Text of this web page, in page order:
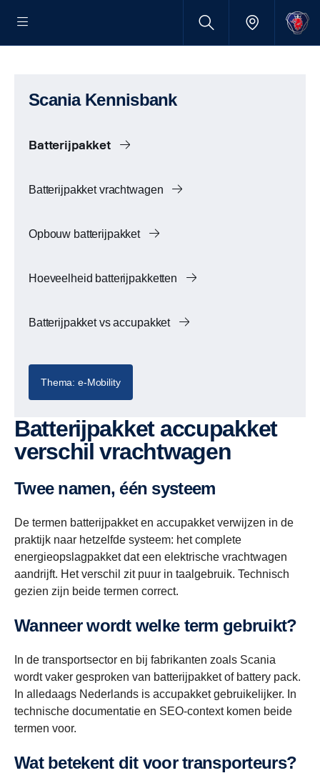
Scania Kennisbank
Batterijpakket
Batterijpakket vrachtwagen
Opbouw batterijpakket
Hoeveelheid batterijpakketten
Batterijpakket vs accupakket
Thema: e-Mobility
Batterijpakket accupakket
verschil vrachtwagen
Twee namen, één systeem
De termen batterijpakket en accupakket verwijzen in de
praktijk naar hetzelfde systeem: het complete
energieopslagpakket dat een elektrische vrachtwagen
aandrijft. Het verschil zit puur in taalgebruik. Technisch
gezien zijn beide termen correct.
Wanneer wordt welke term gebruikt?
In de transportsector en bij fabrikanten zoals Scania
wordt vaker gesproken van batterijpakket of battery pack.
In alledaags Nederlands is accupakket gebruikelijker. In
technische documentatie en SEO-context komen beide
termen voor.
Wat betekent dit voor transporteurs?